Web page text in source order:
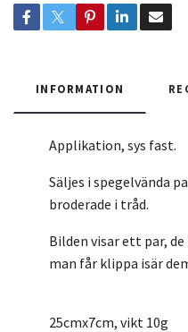
INFORMATION
Applikation, sys fast.
Säljes i spegelvända
broderade i tråd.
Bilden visar ett par,
man får klippa isär
25cmx7cm, vikt 10g